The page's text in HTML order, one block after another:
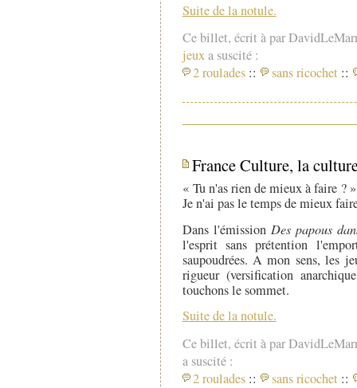
Suite de la notule.
Ce billet, écrit à par
jeuxa suscité :
2 roulades :: sans ricochet ::
France Culture, la
« Tu n'as rien de mieux à faire ? »
Je n'ai pas le temps de mieux
Dans l'émission Des papous
l'esprit sans prétention
saupoudrées. A mon sens, les
rigueur (versification
touchons le sommet.
Suite de la notule.
Ce billet, écrit à par
a suscité :
2 roulades :: sans ricochet ::